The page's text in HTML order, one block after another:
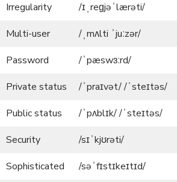
Irregularity
/ɪˌreɡjəˈlærəti/
Multi-user
/ˌmʌlti ˈjuːzər/
Password
/ˈpæswɜːrd/
Private status
/ˈpraɪvət/ /ˈsteɪtəs/
Public status
/ˈpʌblɪk/ /ˈsteɪtəs/
Security
/sɪˈkjʊrəti/
Sophisticated
/səˈfɪstɪkeɪtɪd/